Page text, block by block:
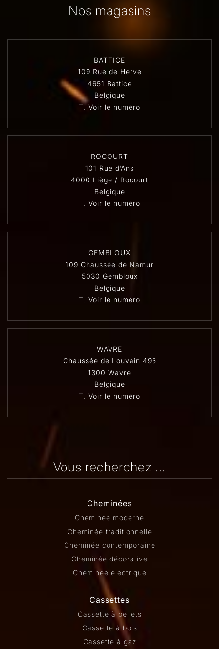
Nos magasins
BATTICE
109 Rue de Herve
4651 Battice
Belgique
T. Voir le numéro
ROCOURT
101 Rue d’Ans
4000 Liège / Rocourt
Belgique
T. Voir le numéro
GEMBLOUX
109 Chaussée de Namur
5030 Gembloux
Belgique
T. Voir le numéro
WAVRE
Chaussée de Louvain 495
1300 Wavre
Belgique
T. Voir le numéro
Vous recherchez ...
Cheminées
Cheminée moderne
Cheminée traditionnelle
Cheminée contemporaine
Cheminée décorative
Cheminée électrique
Cassettes
Cassette à pellets
Cassette à bois
Cassette à gaz